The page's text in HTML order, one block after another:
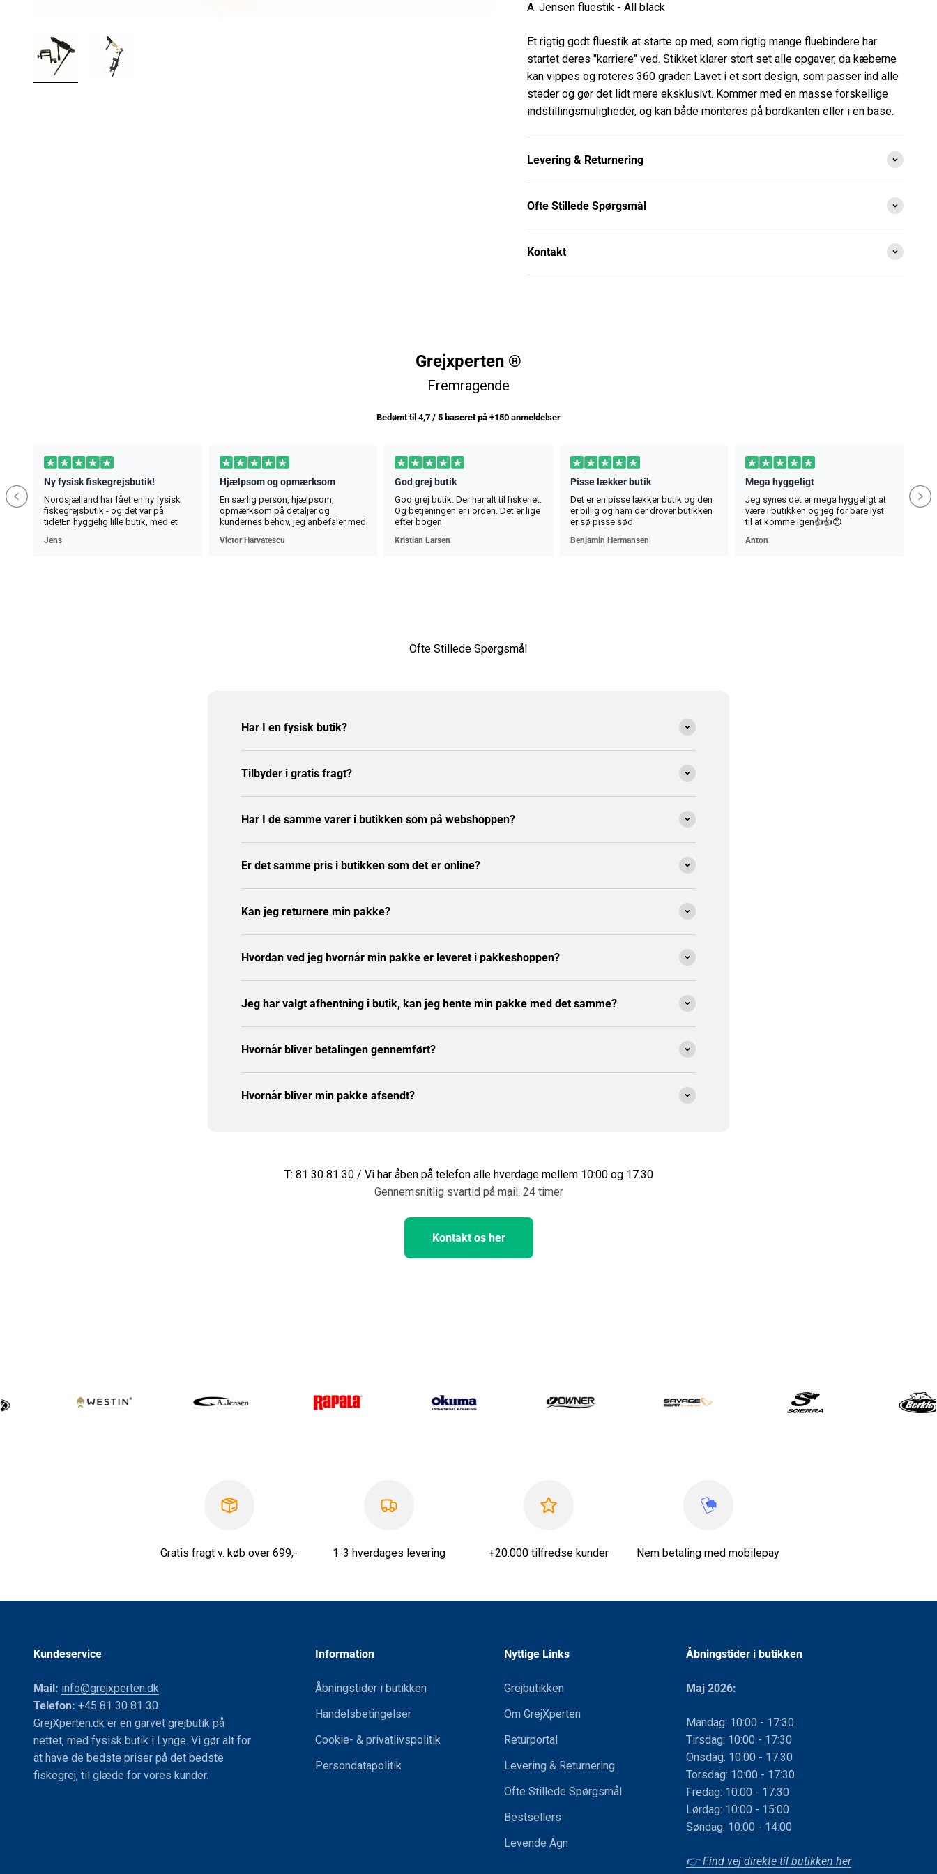
A. Jensen fluestik - All black
Et rigtig godt fluestik at starte op med, som rigtig mange fluebindere har
startet deres "karriere" ved. Stikket klarer stort set alle opgaver, da kæberne
kan vippes og roteres 360 grader. Lavet i et sort design, som passer ind alle
steder og gør det lidt mere eksklusivt. Kommer med en masse forskellige
indstillingsmuligheder, og kan både monteres på bordkanten eller i en base.
Levering & Returnering
Ofte Stillede Spørgsmål
Kontakt
Grejxperten ®
Fremragende
Bedømt til 4,7 / 5 baseret på +150 anmeldelser
Ny fysisk fiskegrejsbutik!
Nordsjælland har fået en ny fysisk
fiskegrejsbutik - og det var på
tide!En hyggelig lille butik, med et
fiskeri. Her finder man det meste af
Jens
Hjælpsom og opmærksom
En særlig person, hjælpsom,
opmærksom på detaljer og
kundernes behov, jeg anbefaler med
serviabil , atent la detali si la nevoile
Victor Harvatescu
God grej butik
God grej butik. Der har alt til fiskeriet.
Og betjeningen er i orden. Det er lige
efter bogen
Kristian Larsen
Pisse lækker butik
Det er en pisse lækker butik og den
er billig og ham der drover butikken
er sø pisse sød
Benjamin Hermansen
Mega hyggeligt
Jeg synes det er mega hyggeligt at
være i butikken og jeg for bare lyst
til at komme igen👍👍😊
Anton
Ofte Stillede Spørgsmål
Har I en fysisk butik?
Tilbyder i gratis fragt?
Har I de samme varer i butikken som på webshoppen?
Er det samme pris i butikken som det er online?
Kan jeg returnere min pakke?
Hvordan ved jeg hvornår min pakke er leveret i pakkeshoppen?
Jeg har valgt afhentning i butik, kan jeg hente min pakke med det samme?
Hvornår bliver betalingen gennemført?
Hvornår bliver min pakke afsendt?
T: 81 30 81 30 / Vi har åben på telefon alle hverdage mellem 10:00 og 17.30
Gennemsnitlig svartid på mail: 24 timer
Kontakt os her
Gratis fragt v. køb over 699,- 1-3 hverdages levering +20.000 tilfredse kunder Nem betaling med mobilepay
Kundeservice
Mail: info@grejxperten.dk
Telefon: +45 81 30 81 30
GrejXperten.dk er en garvet grejbutik på
nettet, med fysisk butik i Lynge. Vi gør alt for
at have de bedste priser på det bedste
fiskegrej, til glæde for vores kunder.
Information
Åbningstider i butikken
Handelsbetingelser
Cookie- & privatlivspolitik
Persondatapolitik
Nyttige Links
Grejbutikken
Om GrejXperten
Returportal
Levering & Returnering
Ofte Stillede Spørgsmål
Bestsellers
Levende Agn
Åbningstider i butikken
Maj 2026:
Mandag: 10:00 - 17:30
Tirsdag: 10:00 - 17:30
Onsdag: 10:00 - 17:30
Torsdag: 10:00 - 17:30
Fredag: 10:00 - 17:30
Lørdag: 10:00 - 15:00
Søndag: 10:00 - 14:00
👉 Find vej direkte til butikken her